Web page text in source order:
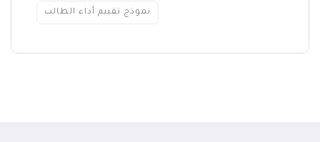
نموذج تقييم أداء الطالب